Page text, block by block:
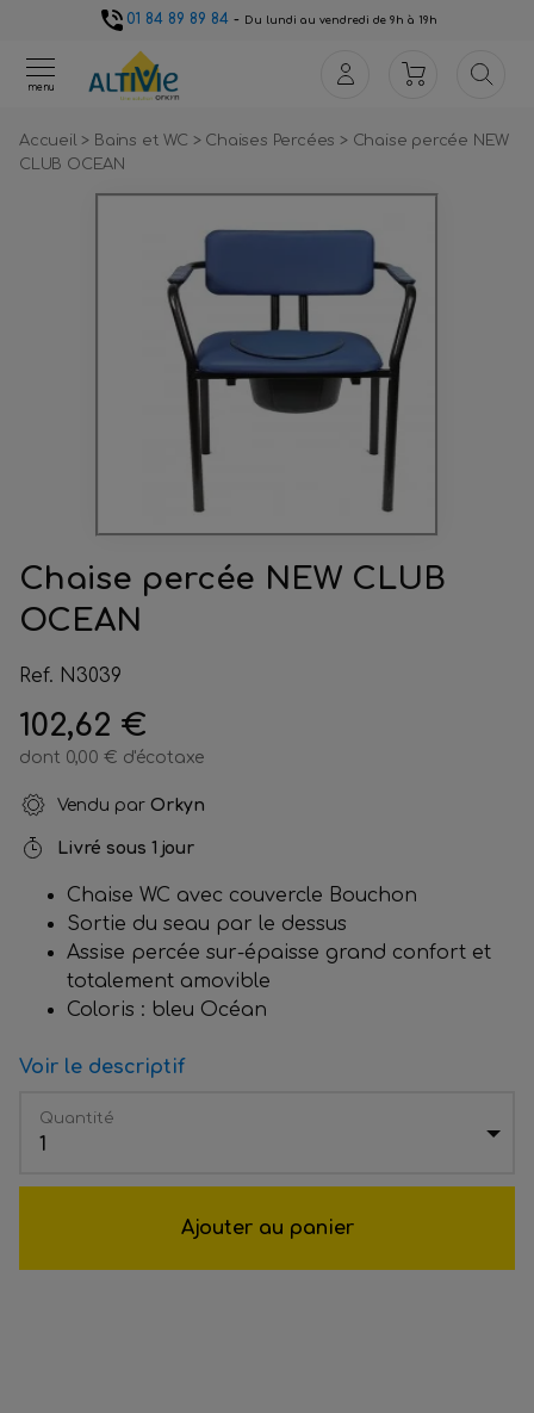
01 84 89 89 84- Du lundi au vendredi de 9h à 19h
menu
Accueil> Bains et WC > Chaises Percées> Chaise percée NEW
CLUB OCEAN
Chaise percée NEW CLUB
OCEAN
Ref. N3039
102,62 €
dont 0,00 € d'écotaxe
Vendu par Orkyn
Livré sous 1 jour
Chaise WC avec couvercle Bouchon
Sortie du seau par le dessus
Assise percée sur-épaisse grand confort et
totalement amovible
Coloris : bleu Océan
Voir le descriptif
Quantité
1
Ajouter au panier